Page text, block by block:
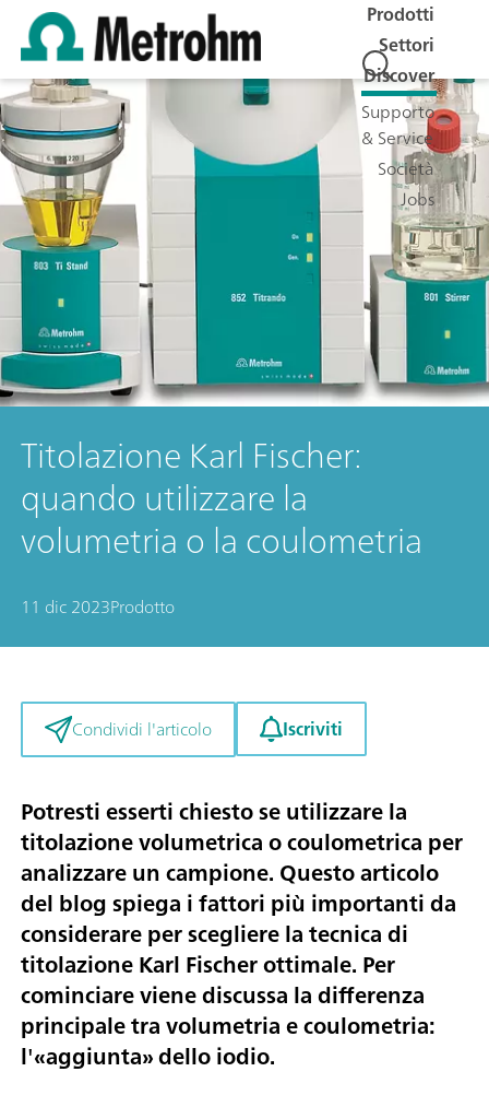
Prodotti
Settori
Discover
Supporto
& Service
Società
Jobs
Titolazione Karl Fischer:
quando utilizzare la
volumetria o la coulometria
11 dic 2023Prodotto
Condividi l'articolo Iscriviti
Potresti esserti chiesto se utilizzare la
titolazione volumetrica o coulometrica per
analizzare un campione. Questo articolo
del blog spiega i fattori più importanti da
considerare per scegliere la tecnica di
titolazione Karl Fischer ottimale. Per
cominciare viene discussa la differenza
principale tra volumetria e coulometria:
l'«aggiunta» dello iodio.